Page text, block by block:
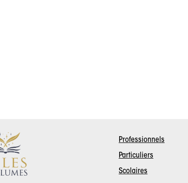
Professionnels
Particuliers
Scolaires